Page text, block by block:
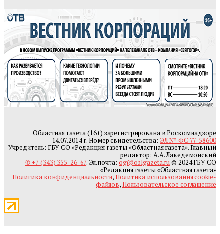
Областная газета (16+) зарегистрирована в Роскомнадзоре
14.07.2014 г. Номер свидетельства: ЭЛ № ФС 77-58600
Учредитель: ГБУ СО «Редакция газеты «Областная газета». Главный
редактор: А.А. Лакедемонский
✆ +7 (343) 355-26-67. Эл.почта: og@oblgazeta.ru © 2024 ГБУ СО
«Редакция газеты «Областная газета»
Политика конфиденциальности,Политика использования cookie-
файлов,Пользовательское соглашение